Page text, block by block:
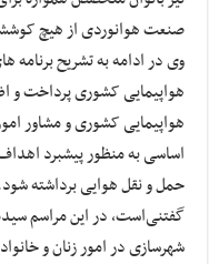
صنعت هوانوردی از هیچ
وی در ادامه به تشریح برنامه
هواپیمایی کشوری پرداخت و
هواپیمایی کشوری و مشاور
اساسی به منظور پیشبرد
حمل و نقل هوایی برداشته
گفتنی‌است، در این مراسم
شهرسازی در امور زنان و